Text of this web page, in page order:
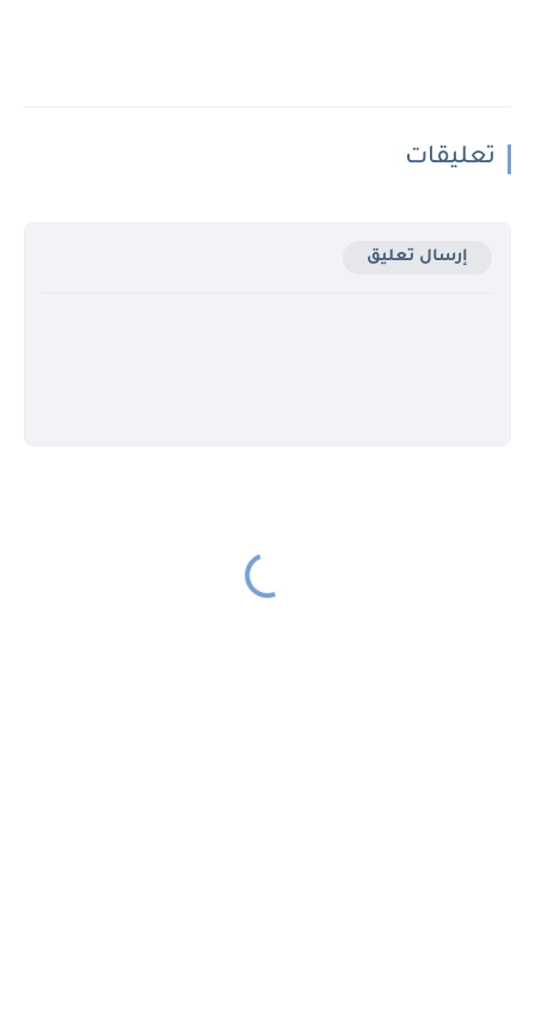
تعليقات
إرسال تعليق